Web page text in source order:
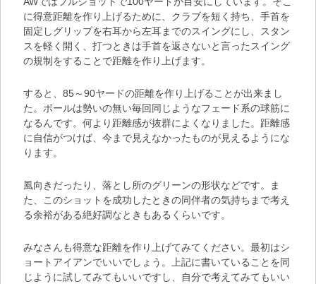
に得意距離を作り上げるために、クラブを短く持ち、手首を
固定しグリップを右耳から左耳までのスイングにし、スタン
スを軽く開く、打つときは手首を返さないと言ったスイング
の規制をすることで距離を作り上げます。
すると、85～90ヤードの距離を作り上げることが出来まし
た。ボールは勢いの無い毎回同じようなフェード系の球筋に
なるんです。何より距離感が抜群によくなりました。距離感
に自信がつけば、今まで見えなかったものが見えるようにな
ります。
風向きだったり、落とし所のグリーンの形状などです。ま
た、このショットを成功したときの同伴者の気持ちまで考え
る余裕がある絶好調なときもあるくらいです。
みなさんも得意な距離を作り上げてみてください。最初はシ
ョートアイアンでいいでしょう。上記に書いていることを同
じように試してみてもいいですし、自分で考えてみてもいい